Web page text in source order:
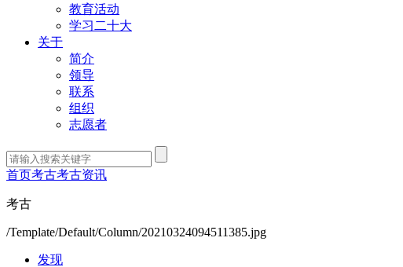
教育活动
学习二十大
关于
简介
领导
联系
组织
志愿者
首页考古考古资讯
考古
/Template/Default/Column/20210324094511385.jpg
发现